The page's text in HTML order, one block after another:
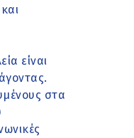
είναι
στα